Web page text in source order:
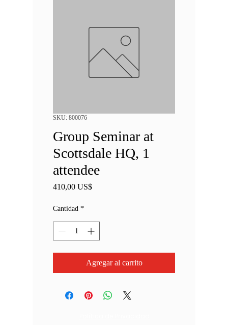
SKU: 800076
Group Seminar at
Scottsdale HQ, 1
attendee
410,00 US$Precio
Cantidad *
Agregar al carrito